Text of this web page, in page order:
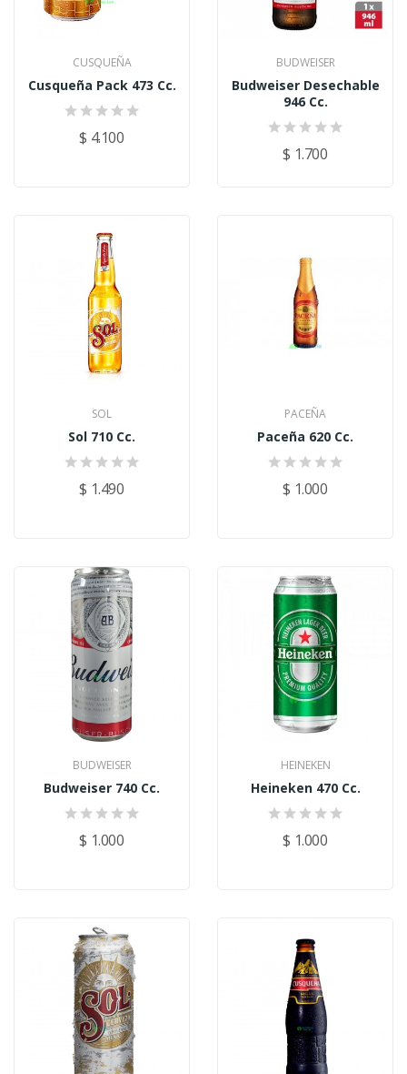
CUSQUEÑA
Cusqueña Pack 473 Cc.
$ 4.100
BUDWEISER
Budweiser Desechable
946 Cc.
$ 1.700
SOL
Sol 710 Cc.
$ 1.490
PACEÑA
Paceña 620 Cc.
$ 1.000
BUDWEISER
Budweiser 740 Cc.
$ 1.000
HEINEKEN
Heineken 470 Cc.
$ 1.000